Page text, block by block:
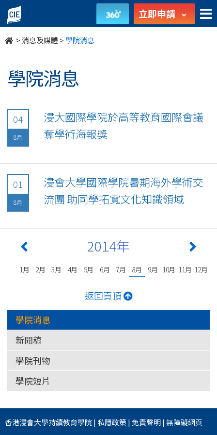
undefined 立即申請
>消息及媒體 >學院消息
學院消息
04
8月
浸大國際學院於高等教育國際會議
奪學術海報獎
01
8月
浸會大學國際學院暑期海外學術交
流團 助同學拓寬文化知識領域
2014年
1月 2月 3月 4月 5月 6月 7月 8月 9月 10月 11月 12月
返回頁頂
學院消息
新聞稿
學院刊物
學院短片
香港浸會大學持續教育學院| 私隱政策|免責聲明|無障礙網頁